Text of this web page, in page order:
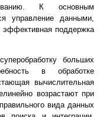
К основным
управление данными,
эффективная поддержка
больших
в обработке
вычислительная
возрастают при
вида данных